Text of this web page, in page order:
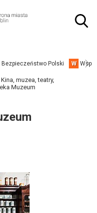
Polski W
Kina, muzea, teatry,
Muzeum